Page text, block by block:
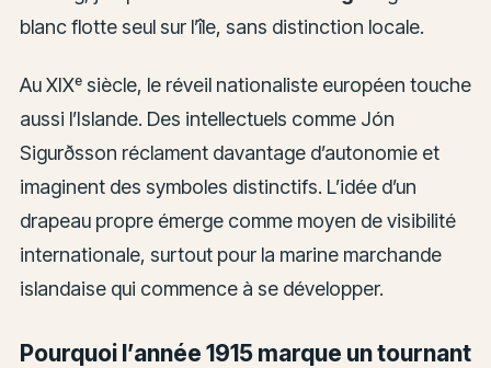
blanc flotte seul sur l’île, sans distinction locale.
Au XIXᵉ siècle, le réveil nationaliste européen touche
aussi l’Islande. Des intellectuels comme Jón
Sigurðsson réclament davantage d’autonomie et
imaginent des symboles distinctifs. L’idée d’un
drapeau propre émerge comme moyen de visibilité
internationale, surtout pour la marine marchande
islandaise qui commence à se développer.
Pourquoi l’année 1915 marque un tournant